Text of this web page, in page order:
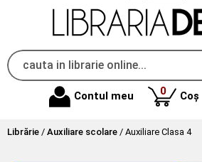
Contul meu 0produse
Coș
Librărie / Auxiliare scolare / Auxiliare Clasa 4